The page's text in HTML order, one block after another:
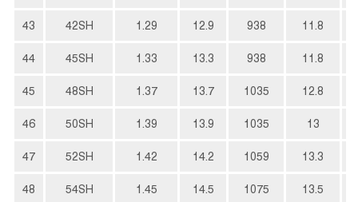
43 42SH 1.29 12.9 938 11.8
44 45SH 1.33 13.3 938 11.8
45 48SH 1.37 13.7 1035 12.8
46 50SH 1.39 13.9 1035 13
47 52SH 1.42 14.2 1059 13.3
48 54SH 1.45 14.5 1075 13.5